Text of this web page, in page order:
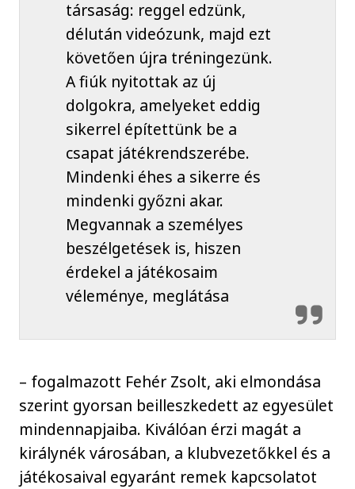
társaság: reggel edzünk,
délután videózunk, majd ezt
követően újra tréningezünk.
A fiúk nyitottak az új
dolgokra, amelyeket eddig
sikerrel építettünk be a
csapat játékrendszerébe.
Mindenki éhes a sikerre és
mindenki győzni akar.
Megvannak a személyes
beszélgetések is, hiszen
érdekel a játékosaim
véleménye, meglátása
– fogalmazott Fehér Zsolt, aki elmondása
szerint gyorsan beilleszkedett az egyesület
mindennapjaiba. Kiválóan érzi magát a
királynék városában, a klubvezetőkkel és a
játékosaival egyaránt remek kapcsolatot